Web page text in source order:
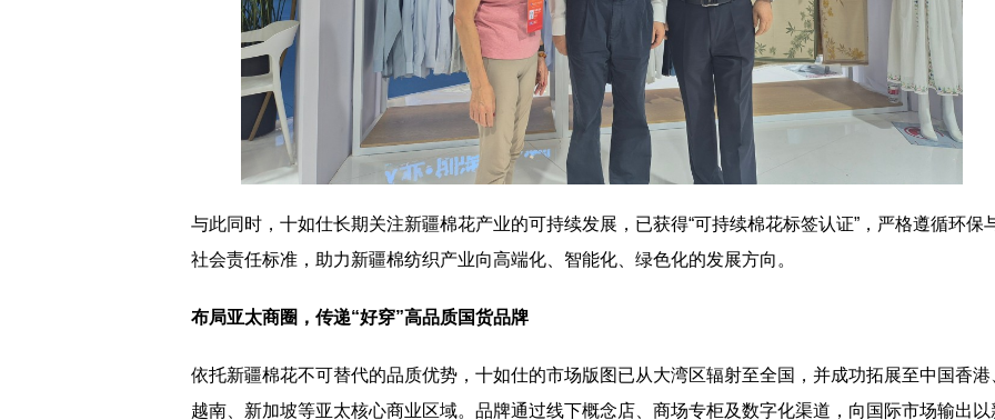
与此同时，十如仕长期关注新疆棉花产业的可持续发展，已获得“可持续棉花标签认证”，严格遵循环保
社会责任标准，助力新疆棉纺织产业向高端化、智能化、绿色化的发展方向。
布局亚太商圈，传递“好穿”高品质国货品牌
依托新疆棉花不可替代的品质优势，十如仕的市场版图已从大湾区辐射至全国，并成功拓展至中国香港
越南、新加坡等亚太核心商业区域。品牌通过线下概念店、商场专柜及数字化渠道，向国际市场输出以